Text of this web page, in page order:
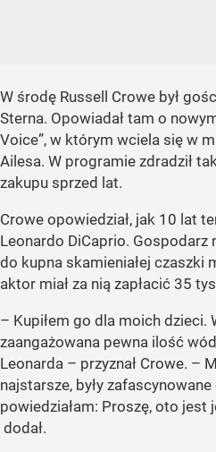
W środę Russell Crowe był
Sterna. Opowiadał tam o
Voice”, w którym wciela się w
Ailesa. W programie zdradził
zakupu sprzed lat.
Crowe opowiedział, jak 10 lat
Leonardo DiCaprio. Gospodarz
do kupna skamieniałej czaszki
aktor miał za nią zapłacić 35
– Kupiłem go dla moich dzieci.
zaangażowana pewna ilość
Leonarda – przyznał Crowe. –
najstarsze, były
powiedziałam: Proszę, oto jest
dodał.